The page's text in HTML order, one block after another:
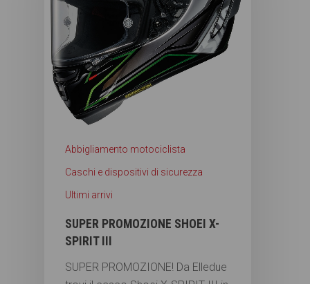
Abbigliamento motociclista
Caschi e dispositivi di sicurezza
Ultimi arrivi
SUPER PROMOZIONE SHOEI X-
SPIRIT III
SUPER PROMOZIONE! Da Elledue